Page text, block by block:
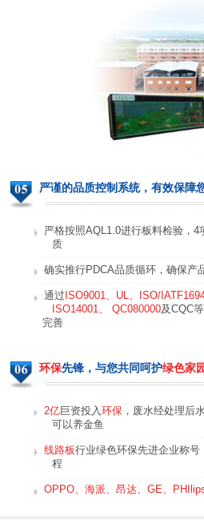
严谨的品质控制系统，有效保障
严格按照AQL1.0进行板料检验，
质
确实推行PDCA品质循环，确保产
通过 ISO9001、UL、ISO/
ISO14001、 QC080000及CQC
完善
环保先锋，与您共同呵护绿色家
2亿巨资投入 环保 ，废水经处理后
可以养金鱼
线路板行业绿色环保先进企业称号
程
OPPO、海派、昂达、GE、